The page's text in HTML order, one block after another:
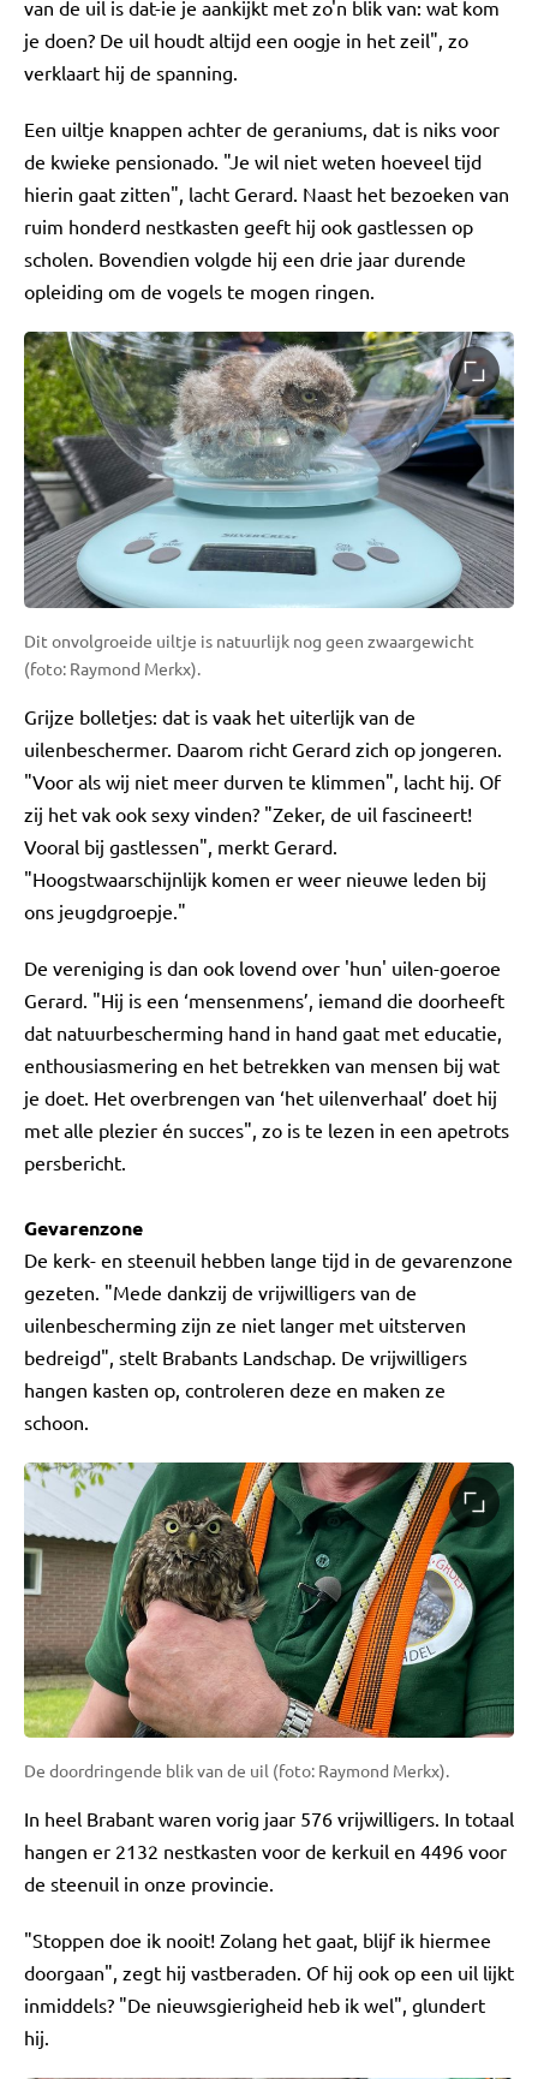
van de uil is dat-ie je aankijkt met zo'n blik van: wat kom
je doen? De uil houdt altijd een oogje in het zeil", zo
verklaart hij de spanning.
Een uiltje knappen achter de geraniums, dat is niks voor
de kwieke pensionado. "Je wil niet weten hoeveel tijd
hierin gaat zitten", lacht Gerard. Naast het bezoeken van
ruim honderd nestkasten geeft hij ook gastlessen op
scholen. Bovendien volgde hij een drie jaar durende
opleiding om de vogels te mogen ringen.
Dit onvolgroeide uiltje is natuurlijk nog geen zwaargewicht
(foto: Raymond Merkx).
Grijze bolletjes: dat is vaak het uiterlijk van de
uilenbeschermer. Daarom richt Gerard zich op jongeren.
"Voor als wij niet meer durven te klimmen", lacht hij. Of
zij het vak ook sexy vinden? "Zeker, de uil fascineert!
Vooral bij gastlessen", merkt Gerard.
"Hoogstwaarschijnlijk komen er weer nieuwe leden bij
ons jeugdgroepje."
De vereniging is dan ook lovend over 'hun' uilen-goeroe
Gerard. "Hij is een ‘mensenmens’, iemand die doorheeft
dat natuurbescherming hand in hand gaat met educatie,
enthousiasmering en het betrekken van mensen bij wat
je doet. Het overbrengen van ‘het uilenverhaal’ doet hij
met alle plezier én succes", zo is te lezen in een apetrots
persbericht.
Gevarenzone
De kerk- en steenuil hebben lange tijd in de gevarenzone
gezeten. "Mede dankzij de vrijwilligers van de
uilenbescherming zijn ze niet langer met uitsterven
bedreigd", stelt Brabants Landschap. De vrijwilligers
hangen kasten op, controleren deze en maken ze
schoon.
De doordringende blik van de uil (foto: Raymond Merkx).
In heel Brabant waren vorig jaar 576 vrijwilligers. In totaal
hangen er 2132 nestkasten voor de kerkuil en 4496 voor
de steenuil in onze provincie.
"Stoppen doe ik nooit! Zolang het gaat, blijf ik hiermee
doorgaan", zegt hij vastberaden. Of hij ook op een uil lijkt
inmiddels? "De nieuwsgierigheid heb ik wel", glundert
hij.